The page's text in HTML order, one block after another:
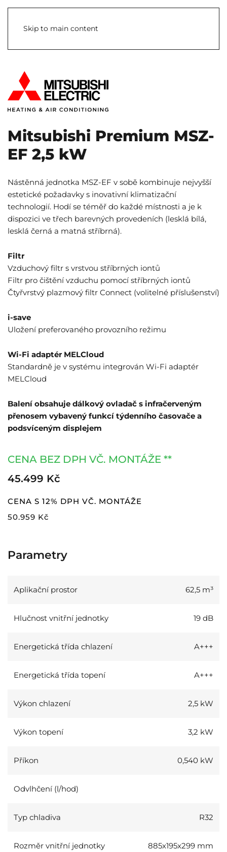
Skip to main content
Mitsubishi Premium MSZ-
EF 2,5 kW
Nástěnná jednotka MSZ-EF v sobě kombinuje nejvyšší
estetické požadavky s inovativní klimatizační
technologií. Hodí se téměř do každé místnosti a je k
dispozici ve třech barevných provedeních (lesklá bílá,
lesklá černá a matná stříbrná).
Filtr
Vzduchový filtr s vrstvou stříbrných iontů
Filtr pro čištění vzduchu pomocí stříbrných iontů
Čtyřvrstvý plazmový filtr Connect (volitelné příslušenství)
i-save
Uložení preferovaného provozního režimu
Wi-Fi adaptér MELCloud
Standardně je v systému integrován Wi-Fi adaptér
MELCloud
Balení obsahuje dálkový ovladač s infračerveným
přenosem vybavený funkcí týdenního časovače a
podsvíceným displejem
CENA BEZ DPH VČ. MONTÁŽE **
45.499 Kč
CENA S 12% DPH VČ. MONTÁŽE
50.959 Kč
Parametry
Aplikační prostor 62,5 m³
Hlučnost vnitřní jednotky 19 dB
Energetická třída chlazení A+++
Energetická třída topení A+++
Výkon chlazení 2,5 kW
Výkon topení 3,2 kW
Příkon 0,540 kW
Odvlhčení (l/hod)
Typ chladiva R32
Rozměr vnitřní jednotky 885x195x299 mm